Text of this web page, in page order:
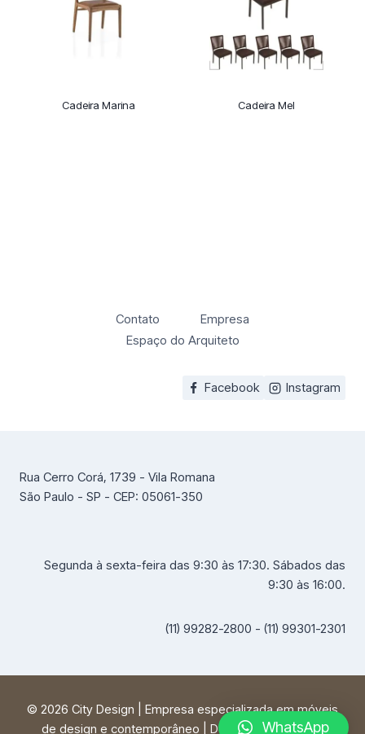
Cadeira Marina Cadeira Mel
Contato
Empresa
Espaço do Arquiteto
Facebook Instagram
Rua Cerro Corá, 1739 - Vila Romana
São Paulo - SP - CEP: 05061-350
Segunda à sexta-feira das 9:30 às 17:30. Sábados das
9:30 às 16:00.
(11) 99282-2800 - (11) 99301-2301
© 2026 City Design | Empresa especializada em móveis
de design e contemporâneo | Desenvolvido porFF
WhatsApp